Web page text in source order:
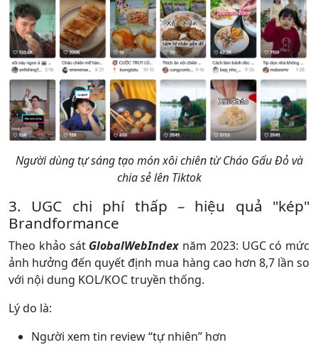
Người dùng tự sáng tạo món xôi chiên từ Cháo Gấu Đỏ và
chia sẻ lên Tiktok
3. UGC chi phí thấp – hiệu quả "kép"
Brandformance
Theo khảo sát GlobalWebIndex năm 2023: UGC có mức
ảnh hưởng đến quyết định mua hàng cao hơn 8,7 lần so
với nội dung KOL/KOC truyền thống.
Lý do là:
Người xem tin review “tự nhiên” hơn